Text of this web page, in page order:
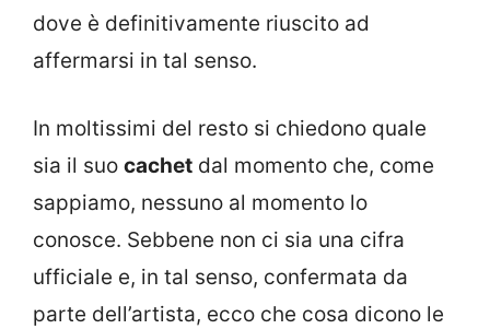
dove è definitivamente riuscito ad
affermarsi in tal senso.
In moltissimi del resto si chiedono quale
sia il suo cachet dal momento che, come
sappiamo, nessuno al momento lo
conosce. Sebbene non ci sia una cifra
ufficiale e, in tal senso, confermata da
parte dell’artista, ecco che cosa dicono le